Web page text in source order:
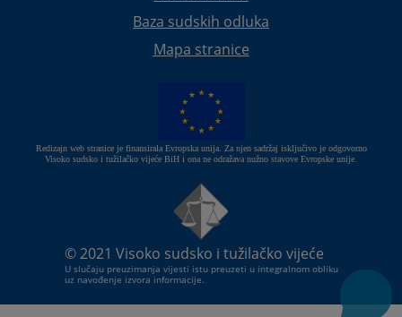
Baza sudskih odluka
Mapa stranice
Redizajn web stranice je finansirala Evropska unija. Za njen sadržaj isključivo je odgovorno
Visoko sudsko i tužilačko vijeće BiH i ona ne odražava nužno stavove Evropske unije.
© 2021 Visoko sudsko i tužilačko vijeće
U slučaju preuzimanja vijesti istu preuzeti u integralnom obliku
uz navođenje izvora informacije.